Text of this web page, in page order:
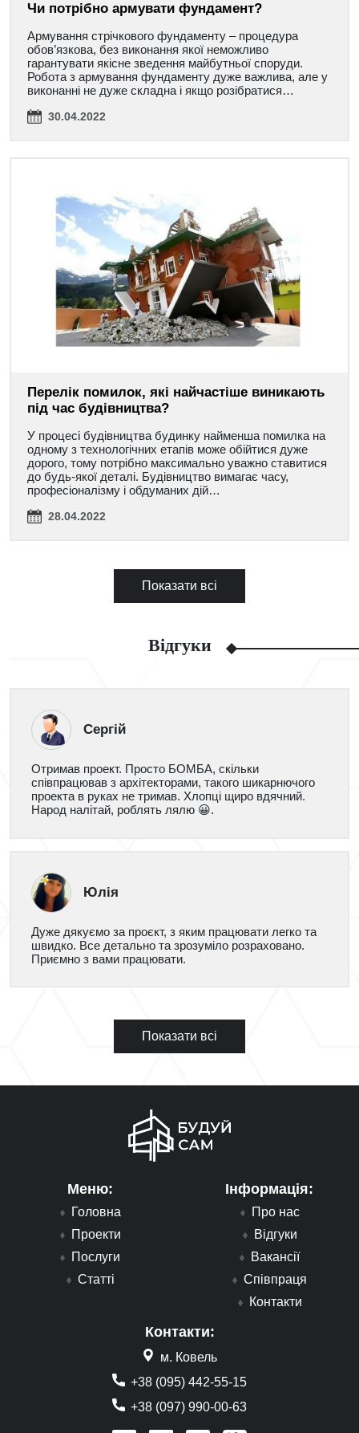
Чи потрібно армувати фундамент?
Армування стрічкового фундаменту – процедура
обов’язкова, без виконання якої неможливо
гарантувати якісне зведення майбутньої споруди.
Робота з армування фундаменту дуже важлива, але у
виконанні не дуже складна і якщо розібратися…
30.04.2022
Перелік помилок, які найчастіше виникають
під час будівництва?
У процесі будівництва будинку найменша помилка на
одному з технологічних етапів може обійтися дуже
дорого, тому потрібно максимально уважно ставитися
до будь-якої деталі. Будівництво вимагає часу,
професіоналізму і обдуманих дій…
28.04.2022
Показати всі
Відгуки
Сергій
Отримав проект. Просто БОМБА, скільки
співпрацював з архітекторами, такого шикарнючого
проекта в руках не тримав. Хлопці щиро вдячний.
Народ налітай, роблять лялю 😀.
Юлія
Дуже дякуємо за проєкт, з яким працювати легко та
швидко. Все детально та зрозуміло розраховано.
Приємно з вами працювати.
Показати всі
Меню:
Головна
Проекти
Послуги
Статті
Інформація:
Про нас
Відгуки
Вакансії
Співпраця
Контакти
Контакти:
м. Ковель
+38 (095) 442-55-15
+38 (097) 990-00-63